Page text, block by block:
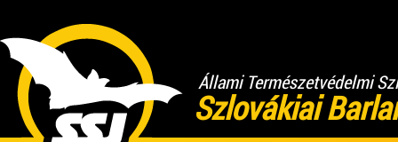
Állami Természetvédelmi
Szlovákiai